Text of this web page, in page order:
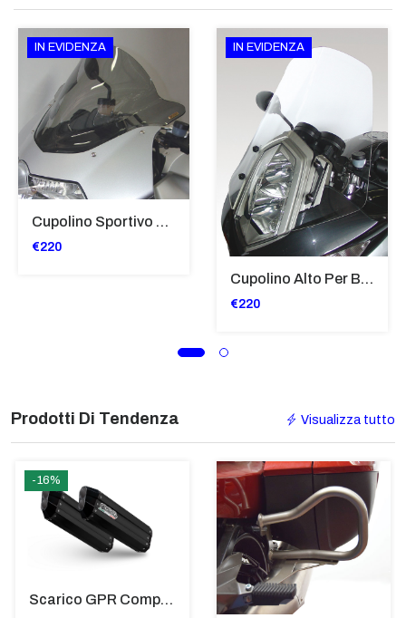
IN EVIDENZA
Cupolino Sportivo Per Bmw K 1200 R Sport 2005-07 TRASPARENTE - Sc967-T
€220
IN EVIDENZA
Cupolino Alto Per Bmw R 1200 St 2004 - 2007 TRASPARENTE - Sc950-T
€220
Prodotti Di Tendenza Visualizza tutto
-16%
Scarico GPR Compatibile Con Bmw K 1600 Gt 2017-2021 - Hyper Sonic Black Titanium